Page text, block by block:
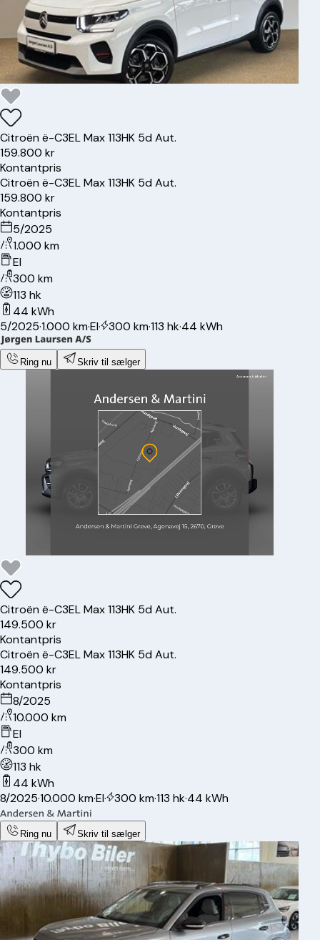
Citroënë-C3EL Max 113HK 5d Aut.
159.800 kr
Kontantpris
Citroënë-C3EL Max 113HK 5d Aut.
159.800 kr
Kontantpris
5/2025
1.000 km
El
300 km
113 hk
44 kWh
5/2025·1.000 km·El· 300 km·113 hk·44 kWh
Ring nu Skriv til sælger
Citroënë-C3EL Max 113HK 5d Aut.
149.500 kr
Kontantpris
Citroënë-C3EL Max 113HK 5d Aut.
149.500 kr
Kontantpris
8/2025
10.000 km
El
300 km
113 hk
44 kWh
8/2025·10.000 km·El· 300 km·113 hk·44 kWh
Ring nu Skriv til sælger